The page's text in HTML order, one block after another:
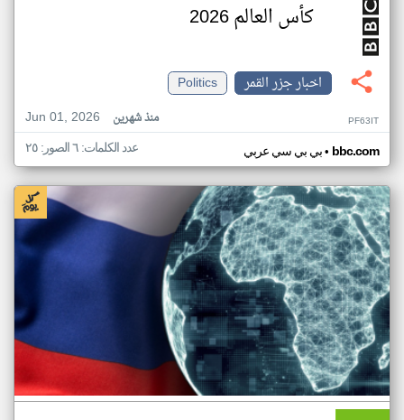
كأس العالم 2026
اخبار جزر القمر
Politics
Jun 01, 2026
منذ شهرين PF63IT
بي بي سي عربي• bbc.com عدد الكلمات: ٦ الصور: ٢٥